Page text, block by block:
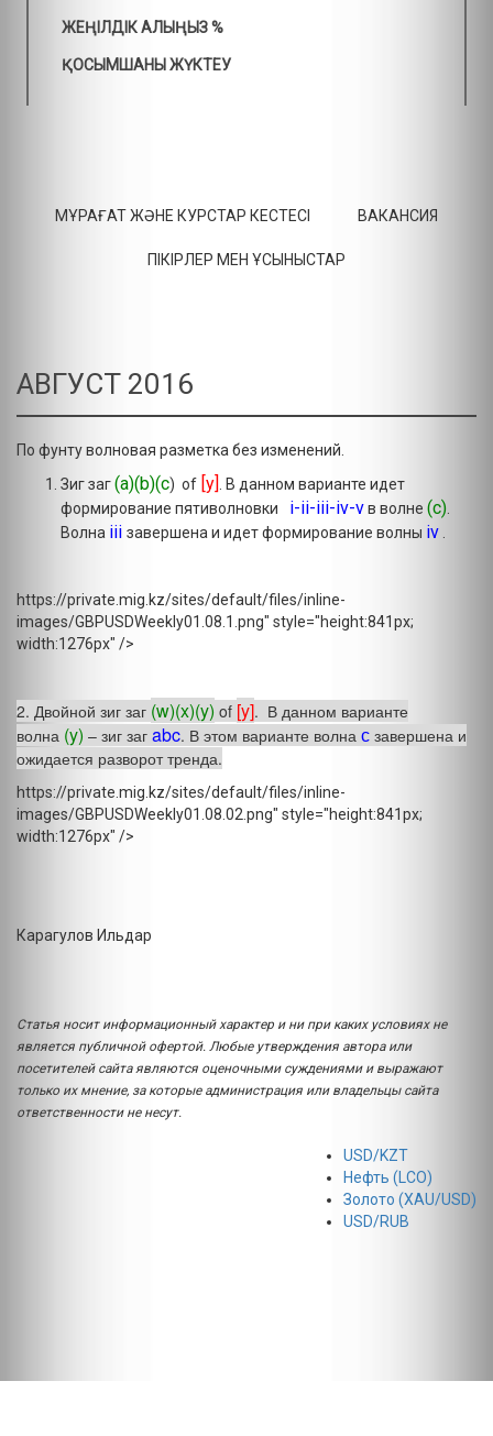
ЖЕҢІЛДІК АЛЫҢЫЗ %
ҚОСЫМШАНЫ ЖҮКТЕУ
МҰРАҒАТ ЖӘНЕ КУРСТАР КЕСТЕСІ ВАКАНСИЯ
ПІКІРЛЕР МЕН ҰСЫНЫСТАР
АВГУСТ 2016
По фунту волновая разметка без изменений.
Зиг заг(a)(b)(c) of [y]
. В данном варианте идет
формирование пятиволновки
i-ii-iii-iv-vв волне (c)
Волна iii завершена и идет формирование волны iv
https://private.mig.kz/sites/default/files/inline-
images/GBPUSDWeekly01.08.1.png" style="height:841px;
width:1276px" />
2. Двойной зиг заг (w)(x)(y) of [y]. В данном варианте
волна (y) – зиг заг abc. В этом варианте волна с завершена и
ожидается разворот тренда.
https://private.mig.kz/sites/default/files/inline-
images/GBPUSDWeekly01.08.02.png" style="height:841px;
width:1276px" />
Карагулов Ильдар
Статья носит информационный характер и ни при каких условиях не
является публичной офертой. Любые утверждения автора или
посетителей сайта являются оценочными суждениями и выражают
только их мнение, за которые администрация или владельцы сайта
ответственности не несут.
USD/KZT
Нефть (LCO)
Золото (XAU/USD)
USD/RUB